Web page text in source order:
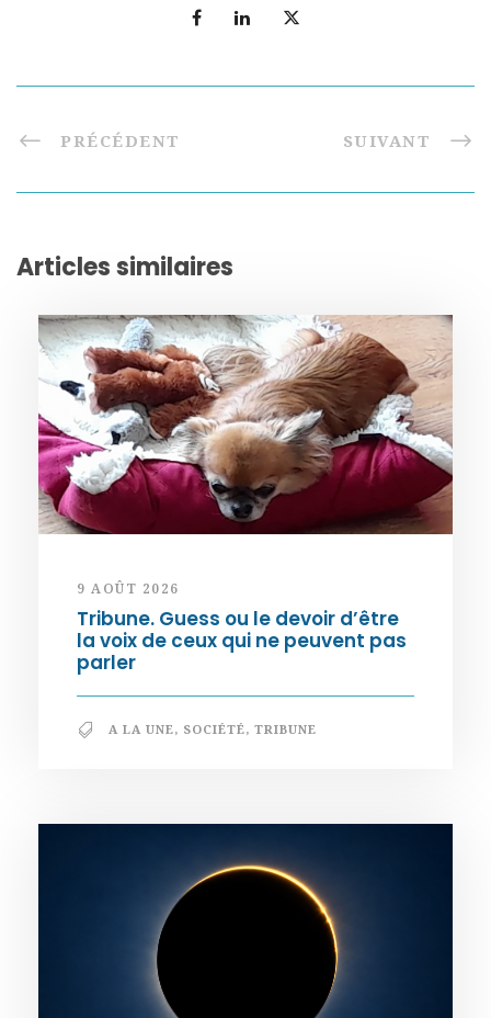
PRÉCÉDENT SUIVANT
Articles similaires
9 AOÛT 2026
Tribune. Guess ou le devoir d’être
la voix de ceux qui ne peuvent pas
parler
A LA UNE, SOCIÉTÉ, TRIBUNE